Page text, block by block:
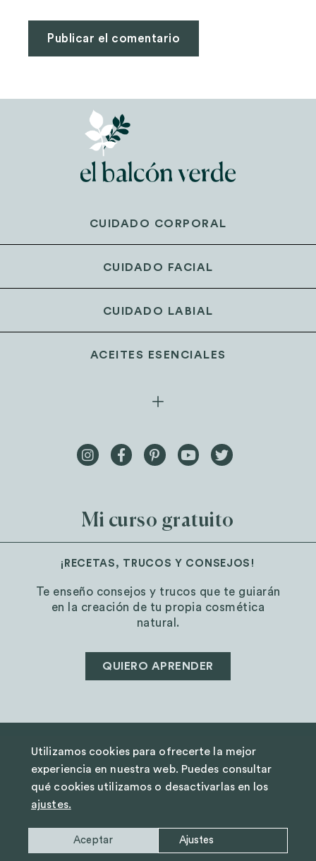
CUIDADO CORPORAL
CUIDADO FACIAL
CUIDADO LABIAL
ACEITES ESENCIALES
Mi curso gratuito
¡RECETAS, TRUCOS Y CONSEJOS!
Te enseño consejos y trucos que te guiarán
en la creación de tu propia cosmética
natural.
QUIERO APRENDER
AVISO LEGAL
POLÍTICA DE PRIVACIDAD
TÉRMINOS Y CONDICIONES
STUDIO VERSO
Utilizamos cookies para ofrecerte la mejor
experiencia en nuestra web. Puedes consultar
qué cookies utilizamos o desactivarlas en los
ajustes.
Aceptar Ajustes